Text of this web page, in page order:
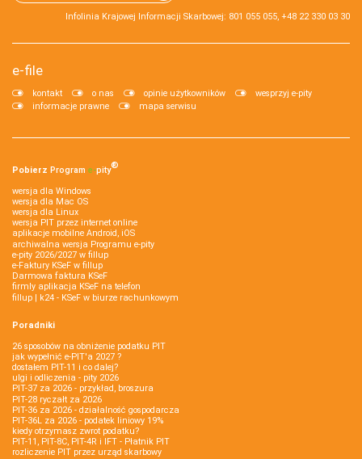
Infolinia Krajowej Informacji Skarbowej: 801 055 055, +48 22 330 03 30
e-file
kontakt o nas opinie użytkowników
wesprzyj e-pity
informacje prawne
mapa serwisu
Pobierz Program e‑pity®
wersja dla Windows
wersja dla Mac OS
wersja dla Linux
wersja PIT przez internet online
aplikacje mobilne Android, iOS
archiwalna wersja Programu e-pity
e-pity 2026/2027 w fillup
e‑Faktury KSeF w fillup
Darmowa faktura KSeF
firmly aplikacja KSeF na telefon
fillup | k24 - KSeF w biurze rachunkowym
Poradniki
26 sposobów na obniżenie podatku PIT
jak wypełnić e-PIT'a 2027 ?
dostałem PIT-11 i co dalej?
ulgi i odliczenia - pity 2026
PIT-37 za 2026 - przykład, broszura
PIT-28 ryczałt za 2026
PIT-36 za 2026 - działalność gospodarcza
PIT-36L za 2026 - podatek liniowy 19%
kiedy otrzymasz zwrot podatku?
PIT-11, PIT-8C, PIT-4R i IFT - Płatnik PIT
rozliczenie PIT przez urząd skarbowy